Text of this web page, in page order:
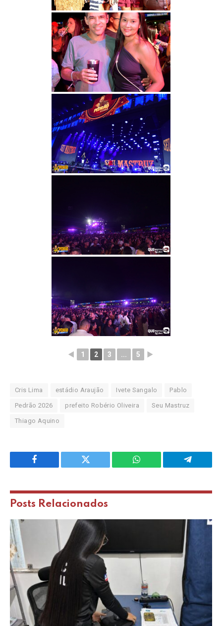
◄ 1 2 3 ... 5 ►
Cris Lima estádio Araujão Ivete Sangalo Pablo
Pedrão 2026 prefeito Robério Oliveira Seu Mastruz
Thiago Aquino
Facebook Twitter WhatsApp Telegram
Posts Relacionados